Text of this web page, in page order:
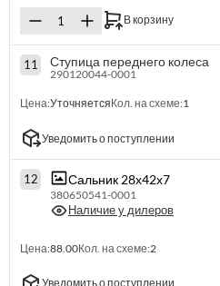
В корзину
11 Ступица переднего колеса
290120044-0001
Цена:УточняетсяКол. на схеме:1
Уведомить о поступлении
12 Сальник 28х42х7
380650541-0001
Наличие у дилеров
Цена:88.00Кол. на схеме:2
Уведомить о поступлении